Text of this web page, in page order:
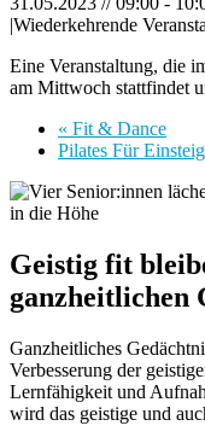
|Wiederkehrende
Eine Veranstaltung, die
am Mittwoch stattfindet
« Fit & Dance
Pilates Für
Geistig fit
ganzheitlichen
Ganzheitliches
Verbesserung der
Lernfähigkeit und
wird das geistige und